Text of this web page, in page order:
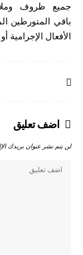
جميع ظروف
باقي المتورطين
الأفعال
اضف تعليق
لن يتم نشر عنوان بريدك